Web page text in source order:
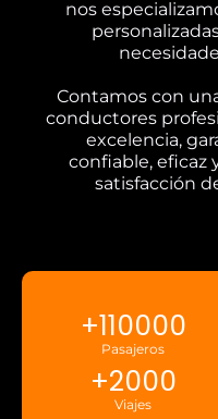
nos
Contamos con
conductores
excelencia,
confiable, eficaz
satisfacción
Pasajeros
+110000
Viajes
+2000